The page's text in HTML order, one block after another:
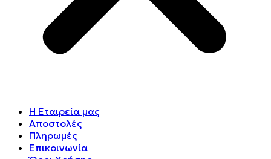
Η Εταιρεία μας
Αποστολές
Πληρωμές
Επικοινωνία